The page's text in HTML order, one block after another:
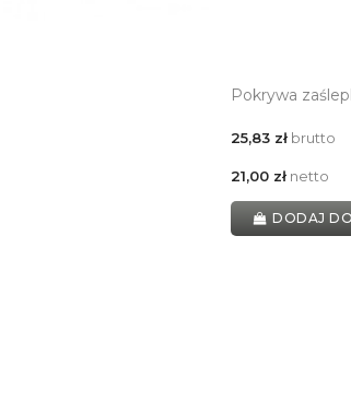
Pokrywa
25,83 złbrutto
21,00 złnetto
DODAJ